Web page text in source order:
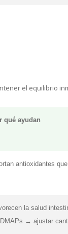
el equilibrio
qué ayudan
antioxidantes
la salud
→ ajustar